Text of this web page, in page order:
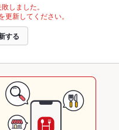
しました。
新してください。
する